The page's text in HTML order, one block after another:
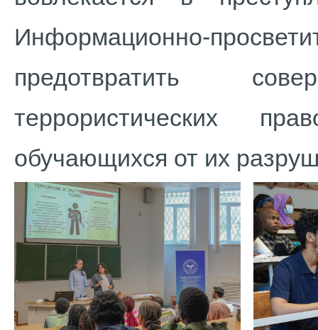
Информационно-
предотвратить
террористических
обучающихся от их